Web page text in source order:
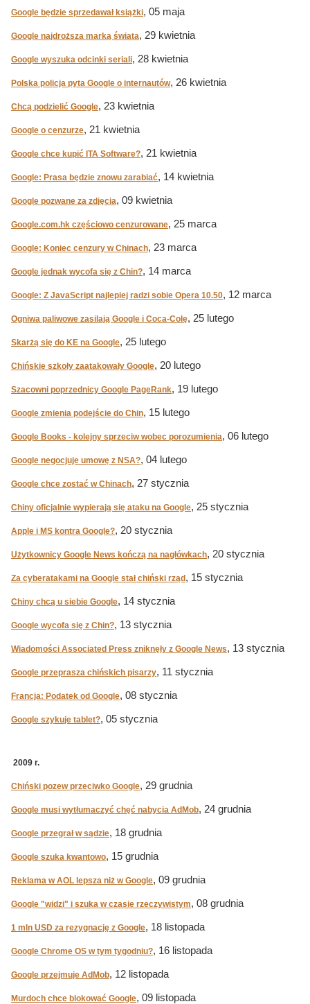
Google będzie sprzedawał książki, 05 maja
Google najdroższa marką świata, 29 kwietnia
Google wyszuka odcinki seriali, 28 kwietnia
Polska policja pyta Google o internautów, 26 kwietnia
Chcą podzielić Google, 23 kwietnia
Google o cenzurze, 21 kwietnia
Google chce kupić ITA Software?, 21 kwietnia
Google: Prasa będzie znowu zarabiać, 14 kwietnia
Google pozwane za zdjęcia, 09 kwietnia
Google.com.hk częściowo cenzurowane, 25 marca
Google: Koniec cenzury w Chinach, 23 marca
Google jednak wycofa się z Chin?, 14 marca
Google: Z JavaScript najlepiej radzi sobie Opera 10.50, 12 marca
Ogniwa paliwowe zasilają Google i Coca-Colę, 25 lutego
Skarżą się do KE na Google, 25 lutego
Chińskie szkoły zaatakowały Google, 20 lutego
Szacowni poprzednicy Google PageRank, 19 lutego
Google zmienia podejście do Chin, 15 lutego
Google Books - kolejny sprzeciw wobec porozumienia, 06 lutego
Google negocjuje umowę z NSA?, 04 lutego
Google chce zostać w Chinach, 27 stycznia
Chiny oficjalnie wypierają się ataku na Google, 25 stycznia
Apple i MS kontra Google?, 20 stycznia
Użytkownicy Google News kończą na nagłówkach, 20 stycznia
Za cyberatakami na Google stał chiński rząd , 15 stycznia
Chiny chcą u siebie Google, 14 stycznia
Google wycofa się z Chin?, 13 stycznia
Wiadomości Associated Press zniknęły z Google News, 13 stycznia
Google przeprasza chińskich pisarzy, 11 stycznia
Francja: Podatek od Google, 08 stycznia
Google szykuje tablet?, 05 stycznia
2009 r.
Chiński pozew przeciwko Google, 29 grudnia
Google musi wytłumaczyć chęć nabycia AdMob, 24 grudnia
Google przegrał w sądzie, 18 grudnia
Google szuka kwantowo, 15 grudnia
Reklama w AOL lepsza niż w Google, 09 grudnia
Google "widzi" i szuka w czasie rzeczywistym, 08 grudnia
1 mln USD za rezygnację z Google, 18 listopada
Google Chrome OS w tym tygodniu?, 16 listopada
Google przejmuje AdMob, 12 listopada
Murdoch chce blokować Google, 09 listopada